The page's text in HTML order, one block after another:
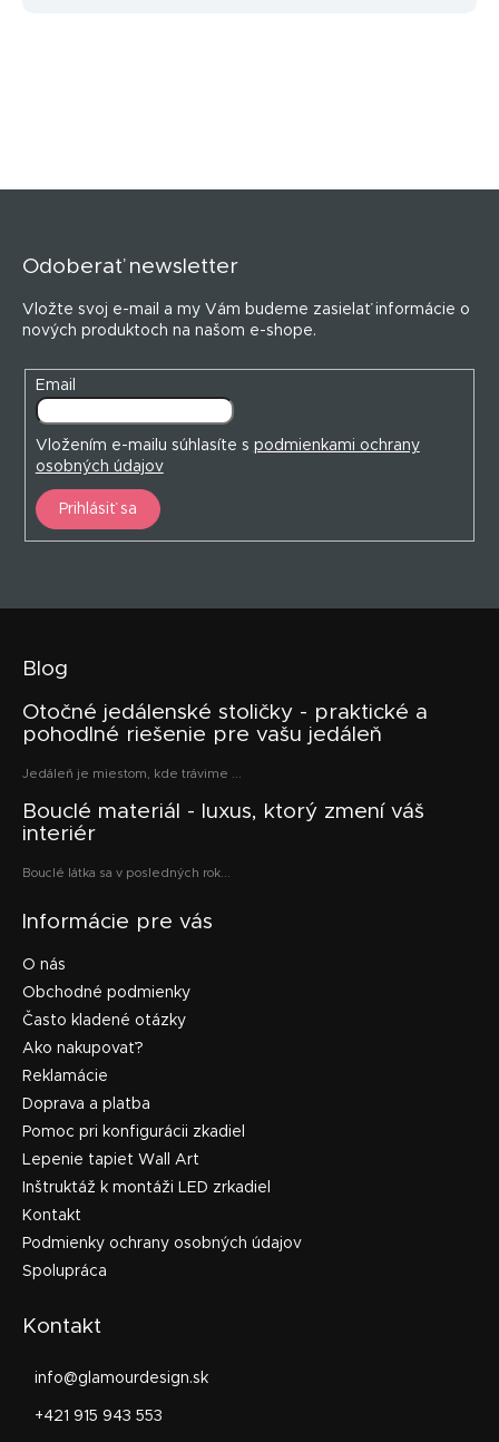
Odoberať newsletter
Vložte svoj e-mail a my Vám budeme zasielať informácie o
nových produktoch na našom e-shope.
Email
Vložením e-mailu súhlasíte s podmienkami ochrany
osobných údajov
Prihlásiť sa
Blog
Otočné jedálenské stoličky - praktické a
pohodlné riešenie pre vašu jedáleň
Jedáleň je miestom, kde trávime ...
Bouclé materiál - luxus, ktorý zmení váš
interiér
Bouclé látka sa v posledných rok...
Informácie pre vás
O nás
Obchodné podmienky
Často kladené otázky
Ako nakupovať?
Reklamácie
Doprava a platba
Pomoc pri konfigurácii zkadiel
Lepenie tapiet Wall Art
Inštruktáž k montáži LED zrkadiel
Kontakt
Podmienky ochrany osobných údajov
Spolupráca
Kontakt
info@glamourdesign.sk
+421 915 943 553